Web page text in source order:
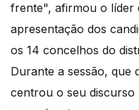
frente", afirmou o líder
apresentação dos
os 14 concelhos do
Durante a sessão, que
centrou o seu